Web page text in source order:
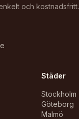
och kostnadsfritt.
Städer
Stockholm
Göteborg
Malmö